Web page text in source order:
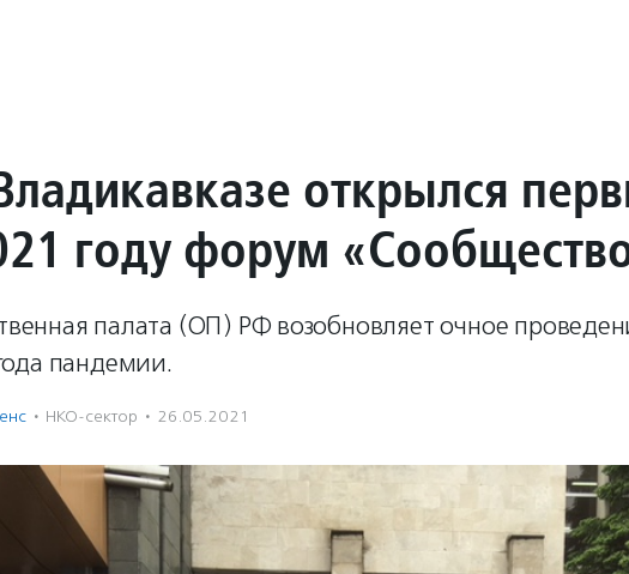
открылся
году форум
палата (ОП) РФ возобновляет очное
пандемии.
· НКО-сектор · 26.05.2021